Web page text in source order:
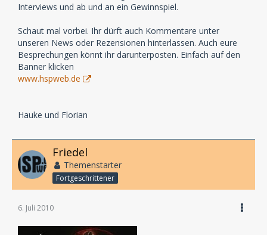
Interviews und ab und an ein Gewinnspiel.
Schaut mal vorbei. Ihr dürft auch Kommentare unter
unseren News oder Rezensionen hinterlassen. Auch eure
Besprechungen könnt ihr darunterposten. Einfach auf den
Banner klicken
www.hspweb.de
Hauke und Florian
Friedel
Themenstarter
Fortgeschrittener
6. Juli 2010